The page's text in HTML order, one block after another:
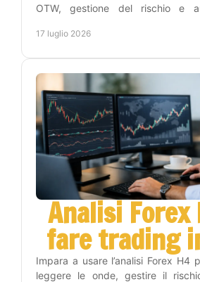
OTW, gestione del rischio e
online.
17 luglio 2026
Analisi Forex
fare trading
Impara a usare l’analisi Forex H4
leggere le onde, gestire il